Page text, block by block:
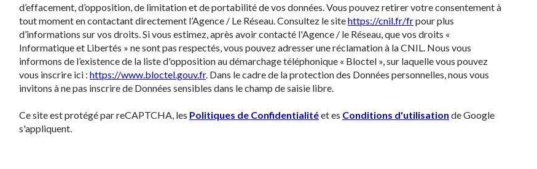
d’effacement, d’opposition, de limitation et de portabilité de vos données. Vous pouvez retirer votre consentement à
tout moment en contactant directement l’Agence / Le Réseau. Consultez le sitehttps://cnil.fr/frpour plus
d’informations sur vos droits. Si vous estimez, après avoir contacté l'Agence / le Réseau, que vos droits «
Informatique et Libertés » ne sont pas respectés, vous pouvez adresser une réclamation à la CNIL. Nous vous
informons de l’existence de la liste d'opposition au démarchage téléphonique « Bloctel », sur laquelle vous pouvez
vous inscrire ici : https://www.bloctel.gouv.fr. Dans le cadre de la protection des Données personnelles, nous vous
invitons à ne pas inscrire de Données sensibles dans le champ de saisie libre.
Ce site est protégé par reCAPTCHA, les Politiques de Confidentialitéet es Conditions d'utilisation de Google
s'appliquent.